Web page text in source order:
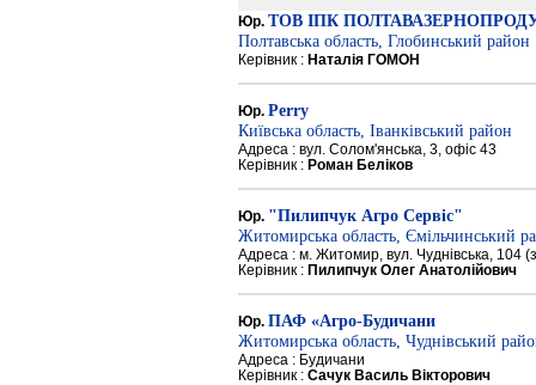
Юр. ТОВ ІПК
Полтавська область, Глобинський район
Керівник : Наталія ГОМОН
Юр. Perry
Київська область, Іванківський район
Адреса : вул. Солом'янська, 3, офіс 43
Керівник : Роман Беліков
Юр. "Пилипчук Агро Сервіс"
Житомирська область, Ємільчинський
Адреса : м. Житомир, вул. Чуднівська, 104
Керівник : Пилипчук Олег Анатолійович
Юр. ПАФ «Агро-Будичани
Житомирська область, Чуднівський
Адреса : Будичани
Керівник : Сачук Василь Вікторович